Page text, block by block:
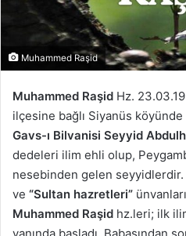
Muhammed Raşid
Muhammed Raşid Hz.
ilçesine bağlı Siyanüs köyünde
Gavs-ı Bilvanisi Seyyid
dedeleri ilim ehli olup,
nesebinden gelen
ve “Sultan hazretleri”
Muhammed Raşid hz.leri; ilk